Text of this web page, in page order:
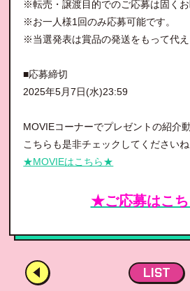
※転売・譲渡目的でのご応募は固くお
※お一人様1回のみ応募可能です。
※当選発表は賞品の発送をもって代
■応募締切
2025年5月7日(水)23:59
MOVIEコーナーでプレゼントの紹介
こちらも是非チェックしてくださいね
★MOVIEはこちら★
★ご応募はこ
LIST